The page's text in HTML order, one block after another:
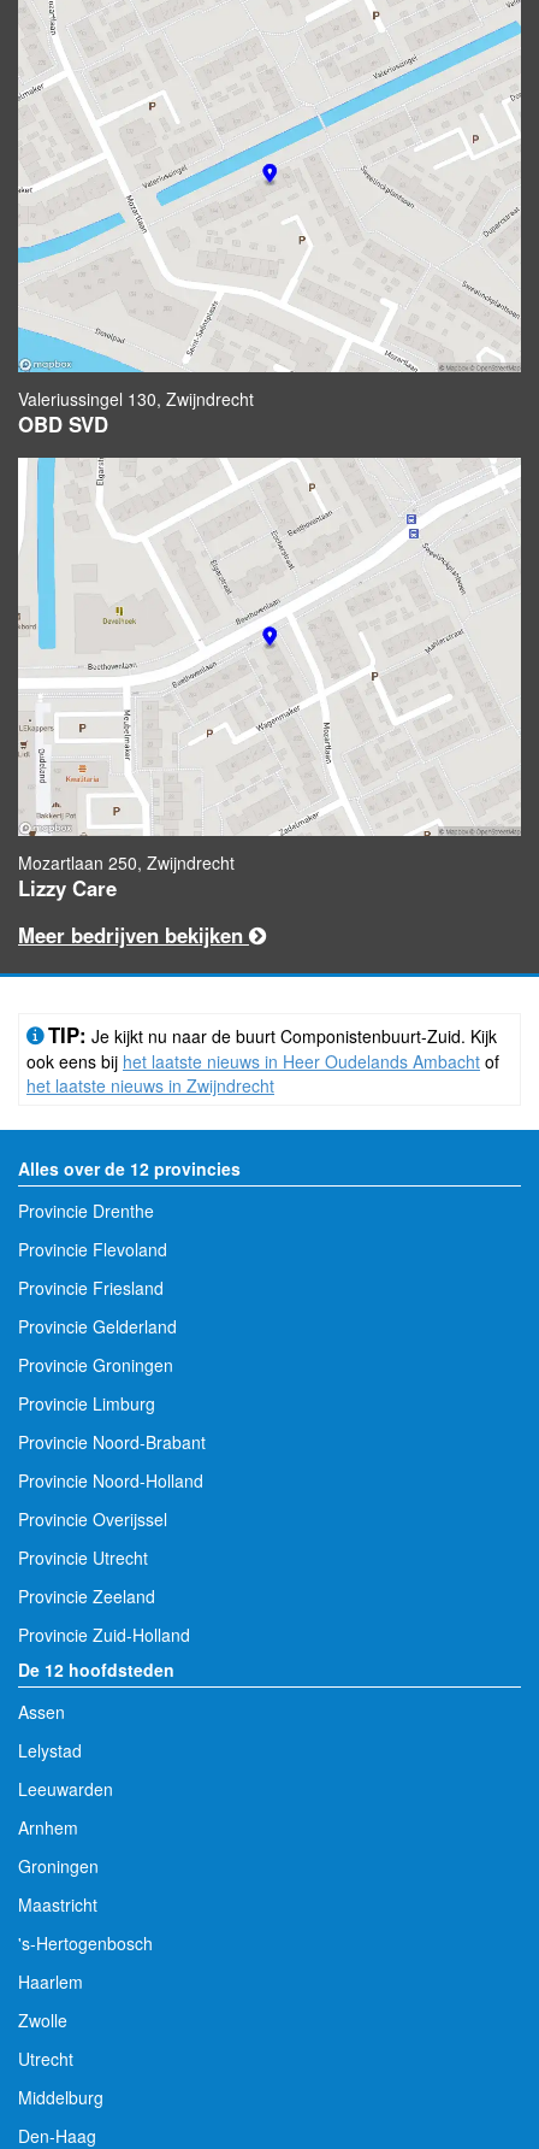
Valeriussingel 130, Zwijndrecht
OBD SVD
Mozartlaan 250, Zwijndrecht
Lizzy Care
Meer bedrijven bekijken
TIP: Je kijkt nu naar de buurt Componistenbuurt-Zuid. Kijk
ook eens bij het laatste nieuws in Heer Oudelands Ambacht of
het laatste nieuws in Zwijndrecht
Alles over de 12 provincies
Provincie Drenthe
Provincie Flevoland
Provincie Friesland
Provincie Gelderland
Provincie Groningen
Provincie Limburg
Provincie Noord-Brabant
Provincie Noord-Holland
Provincie Overijssel
Provincie Utrecht
Provincie Zeeland
Provincie Zuid-Holland
De 12 hoofdsteden
Assen
Lelystad
Leeuwarden
Arnhem
Groningen
Maastricht
's-Hertogenbosch
Haarlem
Zwolle
Utrecht
Middelburg
Den-Haag